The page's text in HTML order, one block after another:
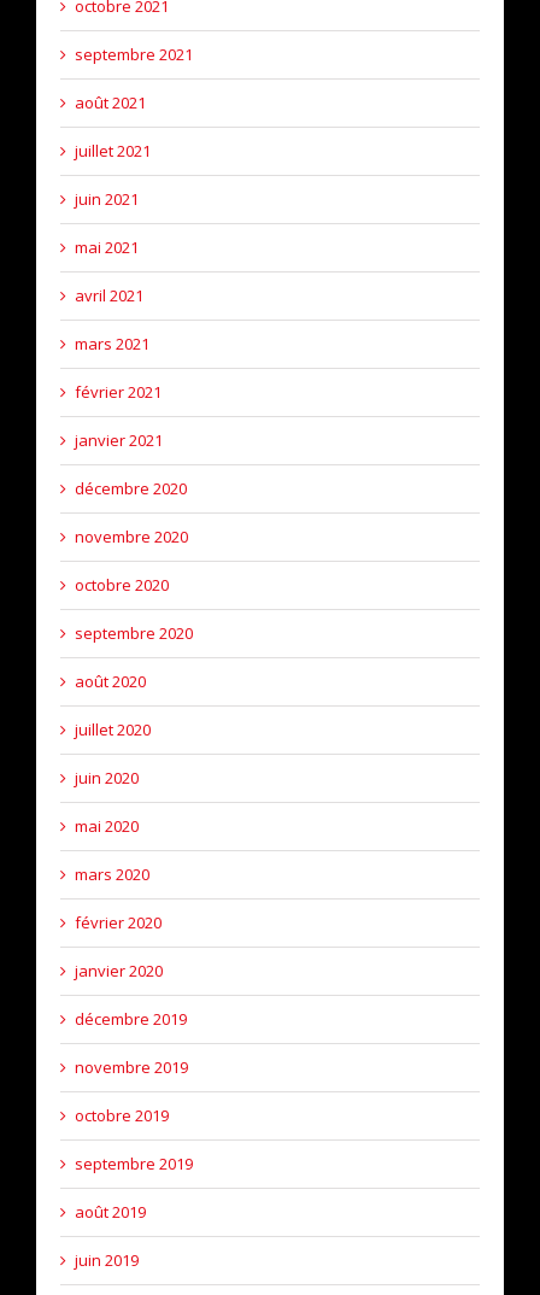
octobre 2021
septembre 2021
août 2021
juillet 2021
juin 2021
mai 2021
avril 2021
mars 2021
février 2021
janvier 2021
décembre 2020
novembre 2020
octobre 2020
septembre 2020
août 2020
juillet 2020
juin 2020
mai 2020
mars 2020
février 2020
janvier 2020
décembre 2019
novembre 2019
octobre 2019
septembre 2019
août 2019
juin 2019